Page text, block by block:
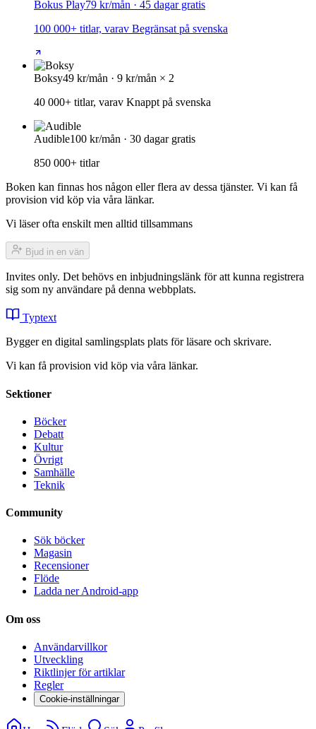
Bokus Play79 kr/mån · 45 dagar gratis
100 000+ titlar, varav Begränsat på svenska
Boksy49 kr/mån · 9 kr/mån × 2
40 000+ titlar, varav Knappt på svenska
Audible100 kr/mån · 30 dagar gratis
850 000+ titlar
Boken kan finnas hos någon eller flera av dessa tjänster. Vi kan få
provision vid köp via våra länkar.
Vi läser ofta enskilt men alltid tillsammans
Bjud in en vän
Invites only. Det behövs en inbjudningslänk för att kunna registrera
sig som ny användare på denna webbplats.
Typtext
Bygger en digital samlingsplats plats för läsare och skrivare.
Vi kan få provision vid köp via våra länkar.
Sektioner
Böcker
Debatt
Kultur
Övrigt
Samhälle
Teknik
Community
Sök böcker
Magasin
Recensioner
Flöde
Ladda ner Android-app
Om oss
Användarvillkor
Utveckling
Riktlinjer för artiklar
Regler
Cookie-inställningar